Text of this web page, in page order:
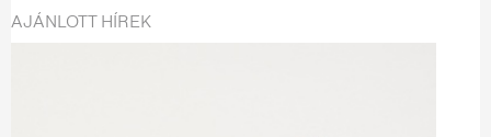
AJÁNLOTT HÍREK